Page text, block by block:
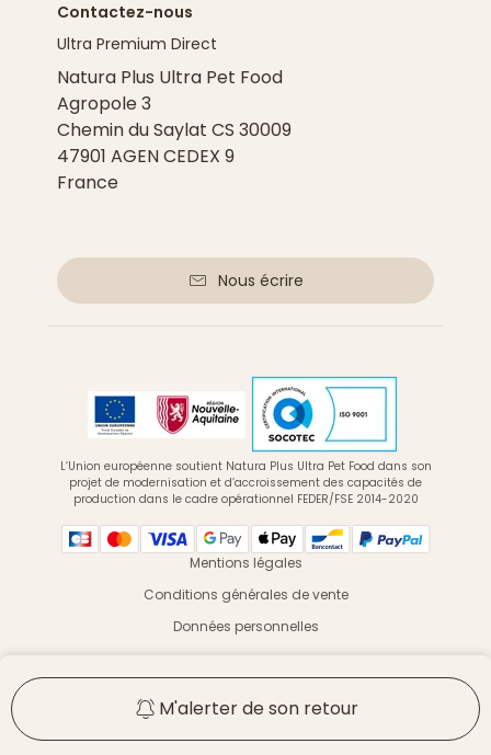
M'alerter de son retour
Contactez-nous
Ultra Premium Direct
Natura Plus Ultra Pet Food
Agropole 3
Chemin du Saylat CS 30009
47901 AGEN CEDEX 9
France
Nous écrire
L’Union européenne soutient Natura Plus Ultra Pet Food dans son
projet de modernisation et d’accroissement des capacités de
production dans le cadre opérationnel FEDER/FSE 2014-2020
Mentions légales
Conditions générales de vente
Données personnelles
© 2026 Ultra Premium Direct - Tous droits réservés
Vous êtes un professionnel ? Une association ?